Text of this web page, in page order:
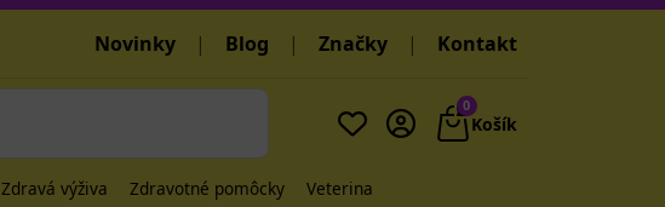
Novinky | Blog | Značky | Kontakt
0
Košík
Zdravá výživa Zdravotné pomôcky Veterina